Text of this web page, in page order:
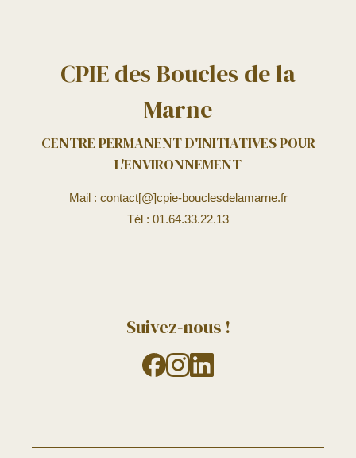
CPIE des Boucles de la
Marne
CENTRE PERMANENT D'INITIATIVES POUR
L'ENVIRONNEMENT
Mail : contact[@]cpie-bouclesdelamarne.fr
Tél : 01.64.33.22.13
Suivez-nous !